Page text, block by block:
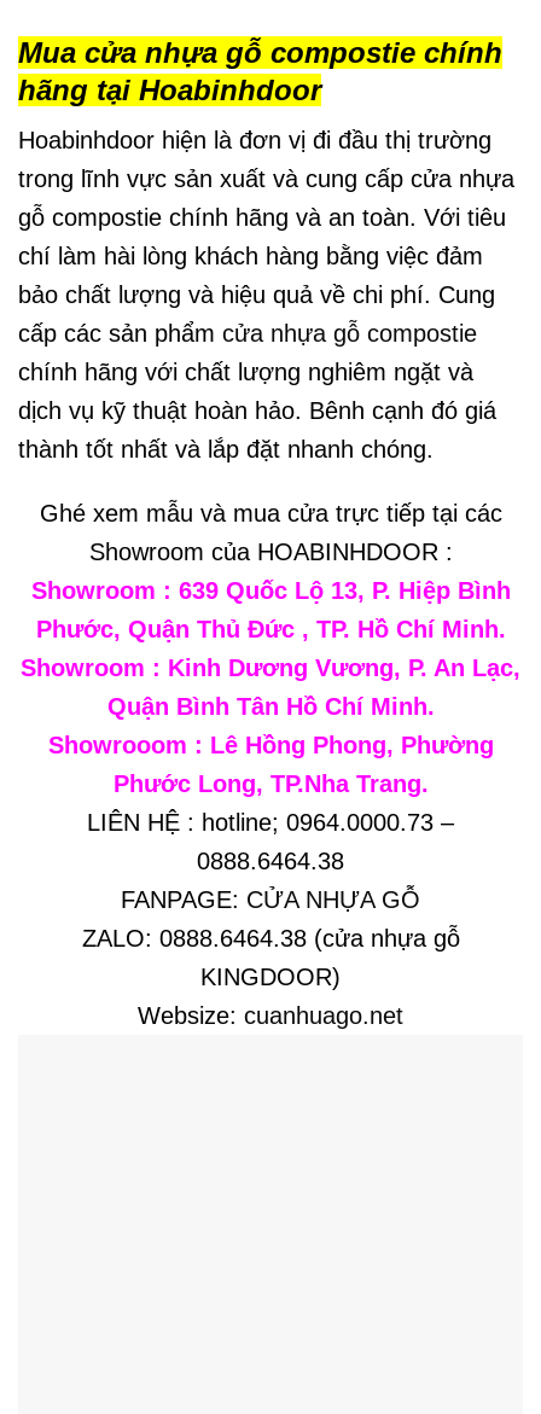
Mua cửa nhựa gỗ compostie chính
hãng tại Hoabinhdoor
Hoabinhdoor hiện là đơn vị đi đầu thị trường
trong lĩnh vực sản xuất và cung cấp cửa nhựa
gỗ compostie chính hãng và an toàn. Với tiêu
chí làm hài lòng khách hàng bằng việc đảm
bảo chất lượng và hiệu quả về chi phí. Cung
cấp các sản phẩm cửa nhựa gỗ compostie
chính hãng với chất lượng nghiêm ngặt và
dịch vụ kỹ thuật hoàn hảo. Bênh cạnh đó giá
thành tốt nhất và lắp đặt nhanh chóng.
Ghé xem mẫu và mua cửa trực tiếp tại các
Showroom của HOABINHDOOR :
Showroom : 639 Quốc Lộ 13, P. Hiệp Bình
Phước, Quận Thủ Đức , TP. Hồ Chí Minh.
Showroom : Kinh Dương Vương, P. An Lạc,
Quận Bình Tân Hồ Chí Minh.
Showrooom : Lê Hồng Phong, Phường
Phước Long, TP.Nha Trang.
LIÊN HỆ : hotline; 0964.0000.73 –
0888.6464.38
FANPAGE: CỬA NHỰA GỖ
ZALO: 0888.6464.38 (cửa nhựa gỗ
KINGDOOR)
Websize: cuanhuago.net